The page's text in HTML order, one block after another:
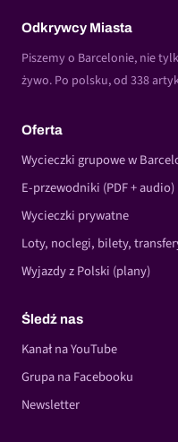
Odkrywcy Miasta
Piszemy o Barcelonie, nie
żywo. Po polsku, od 338
Oferta
Wycieczki grupowe w
E-przewodniki (PDF + audio)
Wycieczki prywatne
Loty, noclegi, bilety,
Wyjazdy z Polski (plany)
Śledź nas
Kanał na YouTube
Grupa na Facebooku
Newsletter